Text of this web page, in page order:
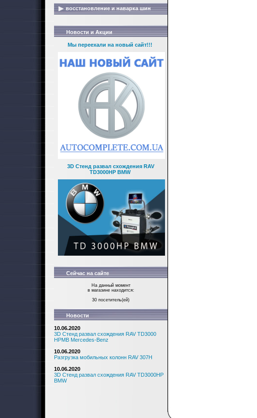
восстановление и наварка шин
Новости и Акции
Мы переехали на новый сайт!!!
3D Стенд развал схождения RAV
TD3000HP BMW
Сейчас на сайте
На данный момент
в магазине находится:
30 посетитель(ей)
Новости
10.06.2020
3D Стенд развал схождения RAV TD3000
HPMB Mercedes-Benz
10.06.2020
Разгрузка мобильных колонн RAV 307H
10.06.2020
3D Стенд развал схождения RAV TD3000HP
BMW